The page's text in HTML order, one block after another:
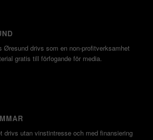
Øresund drivs som en non-profitverksamhet
gratis till förfogande för media.
drivs utan vinst­intresse och med finansiering